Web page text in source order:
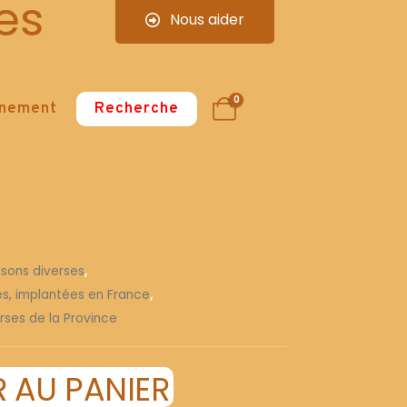
Nous aider
Recherche 0
diverses,
implantées en France,
de la Province
AU PANIER